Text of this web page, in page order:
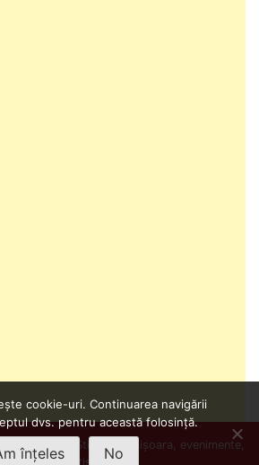
Timișoara
- Știri din Timișoara, evenimente,
cultură și divertisment
cookie-uri. Continuarea navigării
dvs. pentru această folosință.
înțeles No